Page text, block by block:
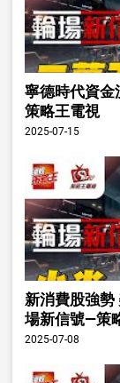
寧德時代資
策略王電視
2025-07-15
新消費股強勢
場新信號—策
2025-07-08